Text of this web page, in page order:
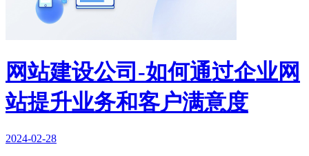
网站建设公司-如何通过企业网
站提升业务和客户满意度
2024-02-28